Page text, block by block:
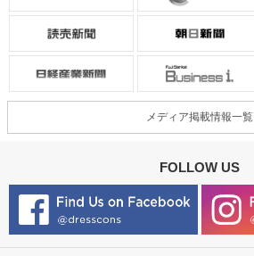
メディア掲載情報一覧
FOLLOW US